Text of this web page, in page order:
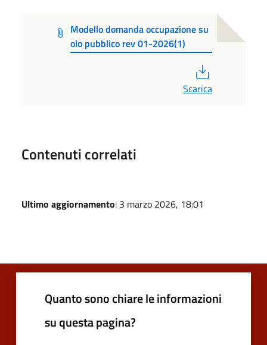
Modello domanda occupazione su
olo pubblico rev 01-2026(1)
Scarica
Contenuti correlati
Ultimo aggiornamento: 3 marzo 2026, 18:01
Quanto sono chiare le informazioni
su questa pagina?